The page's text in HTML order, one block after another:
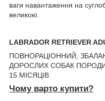
ваги навантаження на
великою.
LABRADOR RETRIEVER
ПОВНОРАЦІОННИЙ,
ДОРОСЛИХ СОБАК ПОРОДИ
15 МІСЯЦІВ
Чому варто купити?